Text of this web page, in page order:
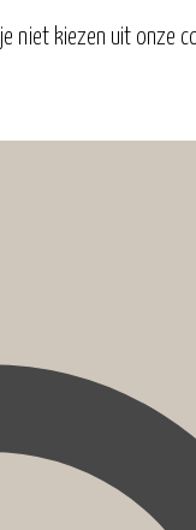
niet kiezen uit onze